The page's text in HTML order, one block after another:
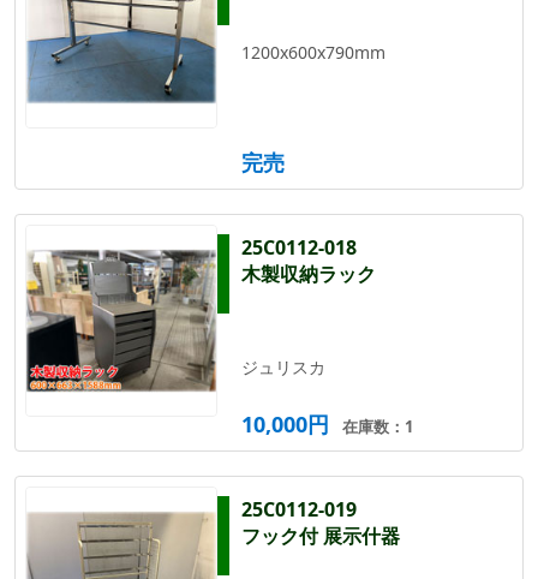
1200x600x790mm
完売
25C0112-018
木製収納ラック
ジュリスカ
10,000円 在庫数：1
25C0112-019
フック付 展示什器